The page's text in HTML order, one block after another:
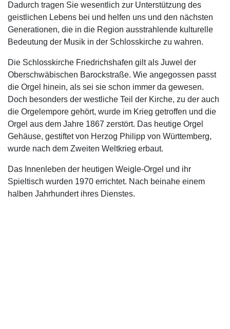
Dadurch tragen Sie wesentlich zur Unterstützung des
geistlichen Lebens bei und helfen uns und den nächsten
Generationen, die in die Region ausstrahlende kulturelle
Bedeutung der Musik in der Schlosskirche zu wahren.
Die Schlosskirche Friedrichshafen gilt als Juwel der
Oberschwäbischen Barockstraße. Wie angegossen passt
die Orgel hinein, als sei sie schon immer da gewesen.
Doch besonders der westliche Teil der Kirche, zu der auch
die Orgelempore gehört, wurde im Krieg getroffen und die
Orgel aus dem Jahre 1867 zerstört. Das heutige Orgel
Gehäuse, gestiftet von Herzog Philipp von Württemberg,
wurde nach dem Zweiten Weltkrieg erbaut.
Das Innenleben der heutigen Weigle-Orgel und ihr
Spieltisch wurden 1970 errichtet. Nach beinahe einem
halben Jahrhundert ihres Dienstes.